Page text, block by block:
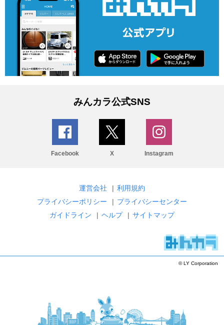
みんカラ公式SNS
Facebook X Instagram
運営会社 | 利用規約
プライバシーポリシー
| プライバシーセンター
ガイドライン
| ヘルプ | サイトマップ
© LY Corporation